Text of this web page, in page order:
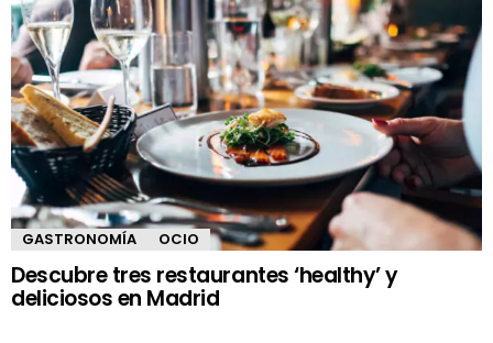
GASTRONOMÍA OCIO
Descubre tres restaurantes ‘healthy’ y
deliciosos en Madrid